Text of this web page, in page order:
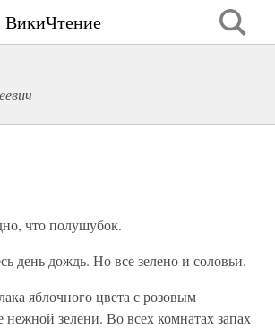
ВикиЧтение
что полушубок.
день дождь. Но все зелено и соловьи.
яблочного цвета с розовым
нежной зелени. Во всех комнатах запах